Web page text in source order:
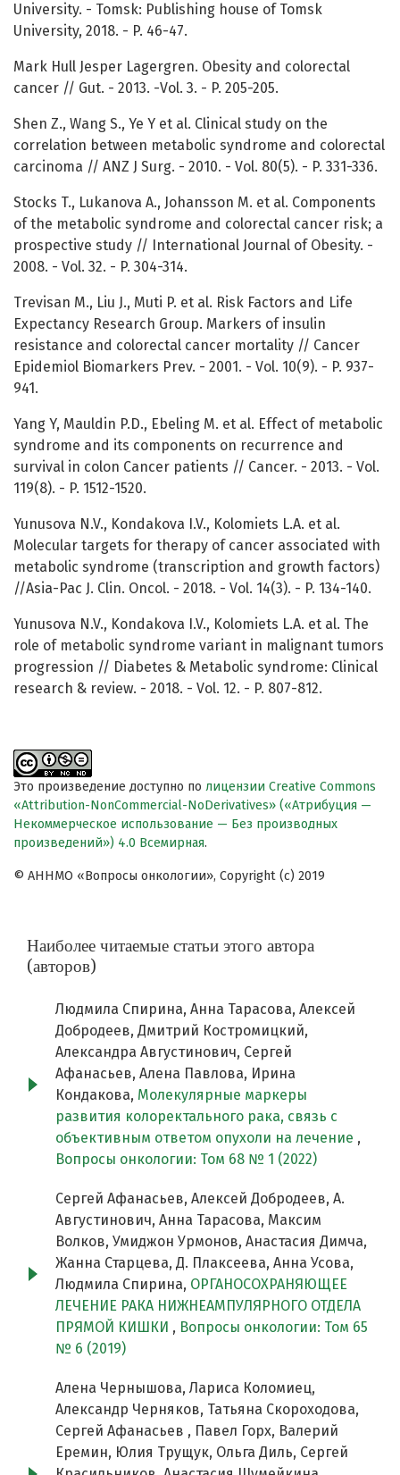
University. - Tomsk: Publishing house of Tomsk
University, 2018. - P. 46-47.
Mark Hull Jesper Lagergren. Obesity and colorectal
cancer // Gut. - 2013. -Vol. 3. - P. 205-205.
Shen Z., Wang S., Ye Y et al. Clinical study on the
correlation between metabolic syndrome and colorectal
carcinoma // ANZ J Surg. - 2010. - Vol. 80(5). - P. 331-336.
Stocks T., Lukanova A., Johansson M. et al. Components
of the metabolic syndrome and colorectal cancer risk; a
prospective study // International Journal of Obesity. -
2008. - Vol. 32. - P. 304-314.
Trevisan M., Liu J., Muti P. et al. Risk Factors and Life
Expectancy Research Group. Markers of insulin
resistance and colorectal cancer mortality // Cancer
Epidemiol Biomarkers Prev. - 2001. - Vol. 10(9). - P. 937-
941.
Yang Y, Mauldin P.D., Ebeling M. et al. Effect of metabolic
syndrome and its components on recurrence and
survival in colon Cancer patients // Cancer. - 2013. - Vol.
119(8). - P. 1512-1520.
Yunusova N.V., Kondakova I.V., Kolomiets L.A. et al.
Molecular targets for therapy of cancer associated with
metabolic syndrome (transcription and growth factors)
//Asia-Pac J. Clin. Oncol. - 2018. - Vol. 14(3). - P. 134-140.
Yunusova N.V., Kondakova I.V., Kolomiets L.A. et al. The
role of metabolic syndrome variant in malignant tumors
progression // Diabetes & Metabolic syndrome: Clinical
research & review. - 2018. - Vol. 12. - P. 807-812.
Это произведение доступно по лицензии Creative Commons
«Attribution-NonCommercial-NoDerivatives» («Атрибуция —
Некоммерческое использование — Без производных
произведений») 4.0 Всемирная.
© АННМО «Вопросы онкологии», Copyright (c) 2019
Наиболее читаемые статьи этого автора
(авторов)
Людмила Спирина, Анна Тарасова, Алексей
Добродеев, Дмитрий Костромицкий,
Александра Августинович, Сергей
Афанасьев, Алена Павлова, Ирина
Кондакова, Молекулярные маркеры
развития колоректального рака, связь с
объективным ответом опухоли на лечение ,
Вопросы онкологии: Том 68 № 1 (2022)
Сергей Афанасьев, Алексей Добродеев, А.
Августинович, Анна Тарасова, Максим
Волков, Умиджон Урмонов, Анастасия Димча,
Жанна Старцева, Д. Плаксеева, Анна Усова,
Людмила Спирина, ОРГАНОСОХРАНЯЮЩЕЕ
ЛЕЧЕНИЕ РАКА НИЖНЕАМПУЛЯРНОГО ОТДЕЛА
ПРЯМОЙ КИШКИ , Вопросы онкологии: Том 65
№ 6 (2019)
Алена Чернышова, Лариса Коломиец,
Александр Черняков, Татьяна Скороходова,
Сергей Афанасьев , Павел Горх, Валерий
Еремин, Юлия Трущук, Ольга Диль, Сергей